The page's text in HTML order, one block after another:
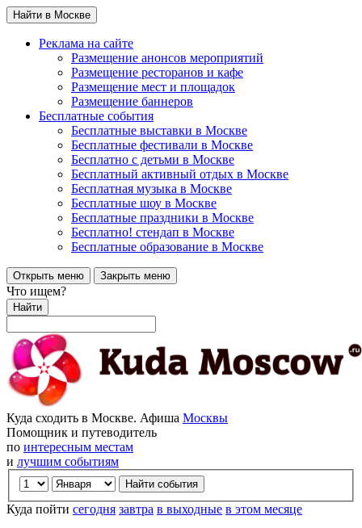
Найти в Москве
Реклама на сайте
Размещение анонсов мероприятий
Размещение ресторанов и кафе
Размещение мест и площадок
Размещение баннеров
Бесплатные события
Бесплатные выставки в Москве
Бесплатные фестивали в Москве
Бесплатно с детьми в Москве
Бесплатный активный отдых в Москве
Бесплатная музыка в Москве
Бесплатные шоу в Москве
Бесплатные праздники в Москве
Бесплатно! стендап в Москве
Бесплатные образование в Москве
Открыть меню Закрыть меню
Что ищем?
Найти
Куда сходить в Москве. Афиша Москвы
Помощник и путеводитель
по интересным местам
и лучшим событиям
Куда пойти сегодня завтра в выходные в этом месяце